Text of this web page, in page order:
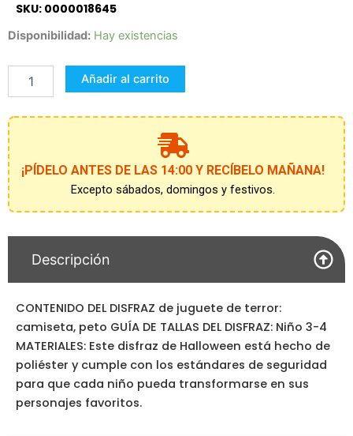
SKU: 0000018645
Disponibilidad: Hay existencias
DISFRAZ
BAD
TOY
3–
AÑOS
cantidad
Añadir al carrito
¡PÍDELO ANTES DE LAS 14:00 Y RECÍBELO MAÑANA!
Excepto sábados, domingos y festivos.
Descripción
CONTENIDO DEL DISFRAZ de juguete de terror:
camiseta, peto GUÍA DE TALLAS DEL DISFRAZ: Niño 3-4
MATERIALES: Este disfraz de Halloween está hecho de
poliéster y cumple con los estándares de seguridad
para que cada niño pueda transformarse en sus
personajes favoritos.